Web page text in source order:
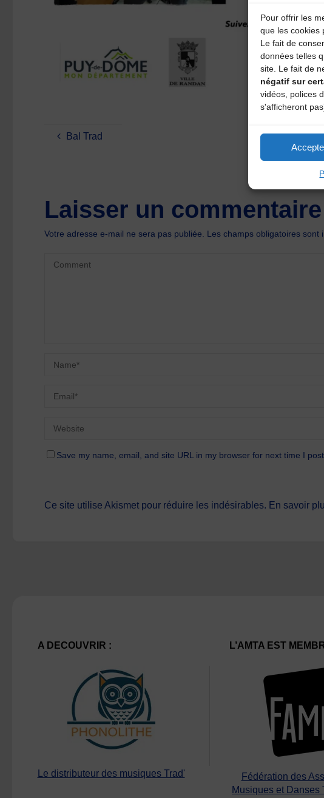
Pour offrir les
que les cookies
Le fait de
données telles
site. Le fait de
négatif sur
vidéos, polices
s'afficheront
Bal Trad
Laisser un commentaire
Votre adresse e-mail ne sera pas publiée. Les champs obligatoires sont
Save my name, email, and site URL in my browser for next time I
Ce site utilise Akismet pour réduire les indésirables. En savoir
A DECOUVRIR :
Le distributeur des musiques Trad'
L’AMTA EST
Fédération des
Musiques et Danses